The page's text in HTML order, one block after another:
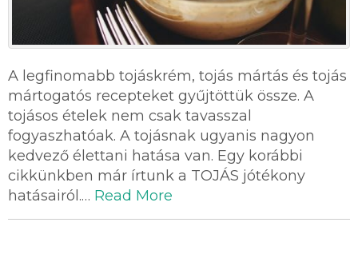
A legfinomabb tojáskrém, tojás mártás és tojás
mártogatós recepteket gyűjtöttük össze. A
tojásos ételek nem csak tavasszal
fogyaszhatóak. A tojásnak ugyanis nagyon
kedvező élettani hatása van. Egy korábbi
cikkünkben már írtunk a TOJÁS jótékony
hatásairól.… Read More